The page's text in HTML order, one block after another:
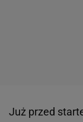
Już przed